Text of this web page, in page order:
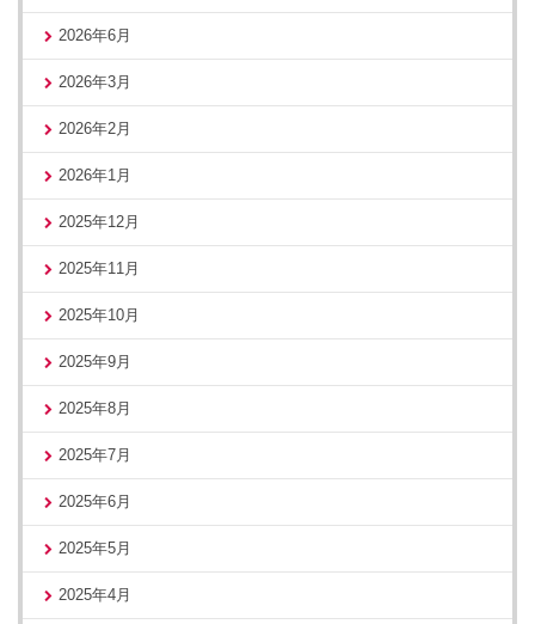
2026年6月
2026年3月
2026年2月
2026年1月
2025年12月
2025年11月
2025年10月
2025年9月
2025年8月
2025年7月
2025年6月
2025年5月
2025年4月